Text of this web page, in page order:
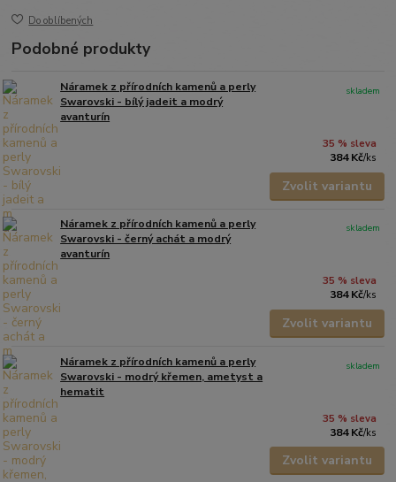
Do oblíbených
Podobné produkty
Náramek z přírodních kamenů a perly
Swarovski - bílý jadeit a modrý
avanturín
35 % sleva
384 Kč/ks
skladem
Zvolit variantu
Náramek z přírodních kamenů a perly
Swarovski - černý achát a modrý
avanturín
35 % sleva
384 Kč/ks
skladem
Zvolit variantu
Náramek z přírodních kamenů a perly
Swarovski - modrý křemen, ametyst a
hematit
35 % sleva
384 Kč/ks
skladem
Zvolit variantu